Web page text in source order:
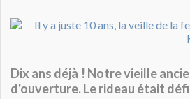
Dix ans déjà ! Notre vieille
d'ouverture. Le rideau était